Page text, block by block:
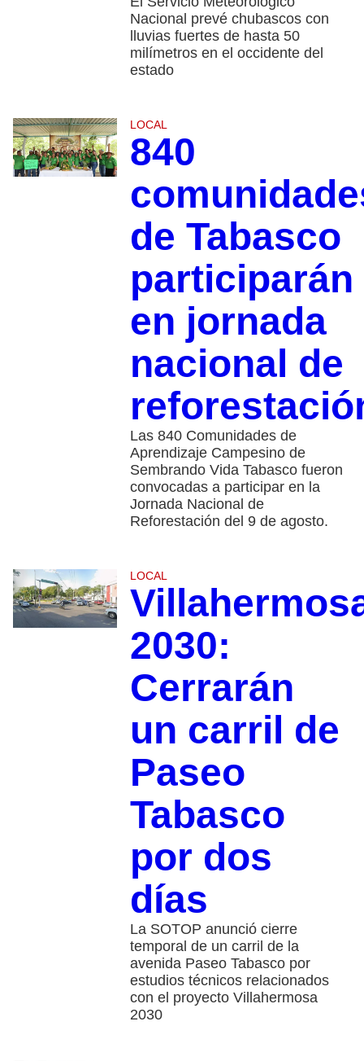
Nacional prevé chubascos con
lluvias fuertes de hasta 50
milímetros en el occidente del
estado
LOCAL
840
de Tabasco
participarán
en jornada
nacional de
Las 840 Comunidades de
Aprendizaje Campesino de
Sembrando Vida Tabasco fueron
convocadas a participar en la
Jornada Nacional de
Reforestación del 9 de agosto.
LOCAL
2030:
Cerrarán
un carril de
Paseo
Tabasco
por dos
días
La SOTOP anunció cierre
temporal de un carril de la
avenida Paseo Tabasco por
estudios técnicos relacionados
con el proyecto Villahermosa
2030